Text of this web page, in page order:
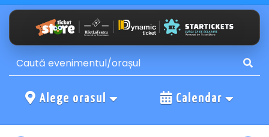
Alege orasul Calendar